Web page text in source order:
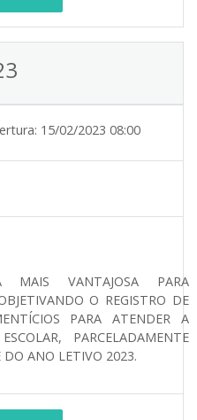
15/02/2023 08:00
MAIS VANTAJOSA PARA
O REGISTRO DE
PARA ATENDER A
PARCELADAMENTE
DO ANO LETIVO 2023.